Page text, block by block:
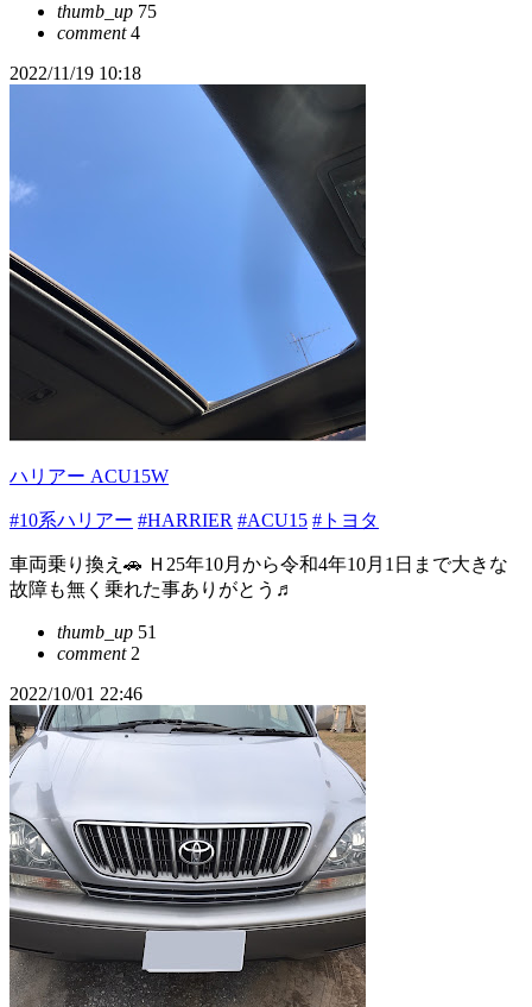
thumb_up 75
comment4
2022/11/19 10:18
ハリアー ACU15W
#10系ハリアー #HARRIER #ACU15 #トヨタ
車両乗り換え🚗 Ｈ25年10月から令和4年10月1日まで大きな
故障も無く乗れた事ありがとう♬
thumb_up 51
comment2
2022/10/01 22:46